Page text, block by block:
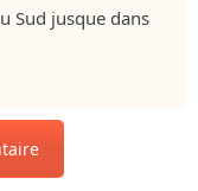
Sud jusque dans